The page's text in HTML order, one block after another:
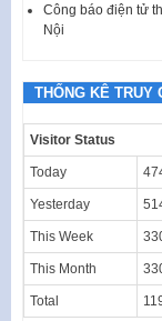
Công báo điện tử
Nội
THỐNG KÊ TRUY
Visitor Status
Today
Yesterday
This Week
This Month
Total